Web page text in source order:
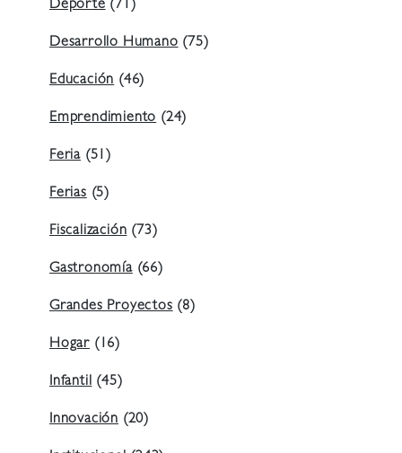
Deporte(71)
Desarrollo Humano(75)
Educación(46)
Emprendimiento(24)
Feria (51)
Ferias(5)
Fiscalización(73)
Gastronomía(66)
Grandes Proyectos(8)
Hogar (16)
Infantil(45)
Innovación (20)